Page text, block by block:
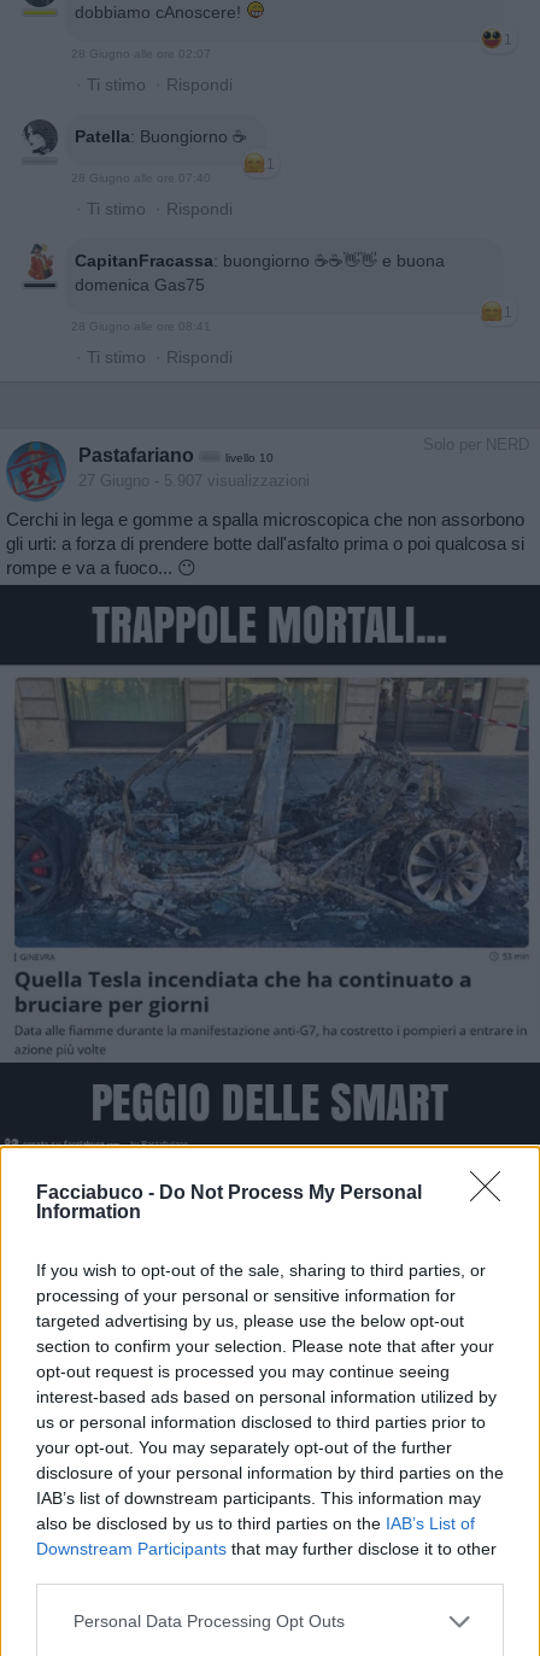
Facciabuco - Do Not Process My Personal
Information
If you wish to opt-out of the sale, sharing to third parties, or
processing of your personal or sensitive information for
targeted advertising by us, please use the below opt-out
section to confirm your selection. Please note that after your
opt-out request is processed you may continue seeing
interest-based ads based on personal information utilized by
us or personal information disclosed to third parties prior to
your opt-out. You may separately opt-out of the further
disclosure of your personal information by third parties on the
IAB’s list of downstream participants. This information may
also be disclosed by us to third parties on the IAB’s List of
Downstream Participants that may further disclose it to other
Personal Data Processing Opt Outs
dobbiamo cAnoscere!
1
28 Giugno alle ore 02:07
· Ti stimo · Rispondi
Patella: Buongiorno ☕️
1
28 Giugno alle ore 07:40
· Ti stimo · Rispondi
CapitanFracassa: buongiorno ☕️☕️👋👋 e buona
domenica Gas75
1
28 Giugno alle ore 08:41
· Ti stimo · Rispondi
Solo per NERD
Pastafariano livello 10
27 Giugno - 5.907 visualizzazioni
Cerchi in lega e gomme a spalla microscopica che non assorbono
gli urti: a forza di prendere botte dall'asfalto prima o poi qualcosa si
rompe e va a fuoco... 😶
Stime: 6  Commenti: 1
Ti stimo fratello
Link
 Salva
Tesla·Fuoco·Taffo· Vaffanculo
Pastafariano:La foto comunque è un tarocco AI
"suggestivo" perchè, raccontano, il rottame è stato
sicurezza... 👀